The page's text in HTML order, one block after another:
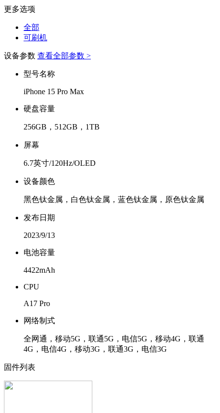
更多选项
全部
可刷机
设备参数 查看全部参数 >
型号名称
iPhone 15 Pro Max
硬盘容量
256GB，512GB，1TB
屏幕
6.7英寸/120Hz/OLED
设备颜色
黑色钛金属，白色钛金属，蓝色钛金属，原色钛金属
发布日期
2023/9/13
电池容量
4422mAh
CPU
A17 Pro
网络制式
全网通，移动5G，联通5G，电信5G，移动4G，联通
4G，电信4G，移动3G，联通3G，电信3G
固件列表